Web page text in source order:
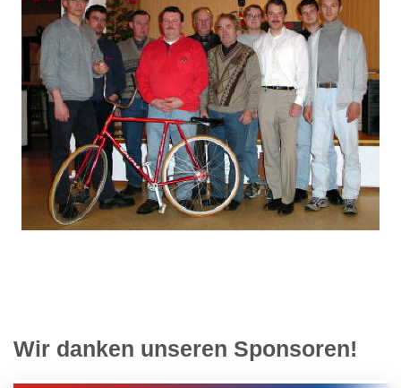
Wir danken unseren Sponsoren!